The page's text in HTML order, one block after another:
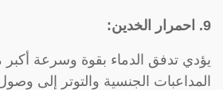
9. احمرار الخدين:
يؤدي تدفق الدماء بقوة وسرعة أكبر
المداعبات الجنسية والتوتر إلى